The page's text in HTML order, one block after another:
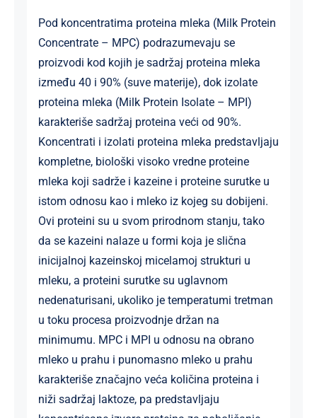
Pod koncentratima proteina mleka (Milk Protein
Concentrate – MPC) podrazumevaju se
proizvodi kod kojih je sadržaj proteina mleka
između 40 i 90% (suve materije), dok izolate
proteina mleka (Milk Protein Isolate – MPI)
karakteriše sadržaj proteina veći od 90%.
Koncentrati i izolati proteina mleka predstavljaju
kompletne, biološki visoko vredne proteine
mleka koji sadrže i kazeine i proteine surutke u
istom odnosu kao i mleko iz kojeg su dobijeni.
Ovi proteini su u svom prirodnom stanju, tako
da se kazeini nalaze u formi koja je slična
inicijalnoj kazeinskoj micelamoj strukturi u
mleku, a proteini surutke su uglavnom
nedenaturisani, ukoliko je temperatumi tretman
u toku procesa proizvodnje držan na
minimumu. MPC i MPI u odnosu na obrano
mleko u prahu i punomasno mleko u prahu
karakteriše značajno veća količina proteina i
niži sadržaj laktoze, pa predstavljaju